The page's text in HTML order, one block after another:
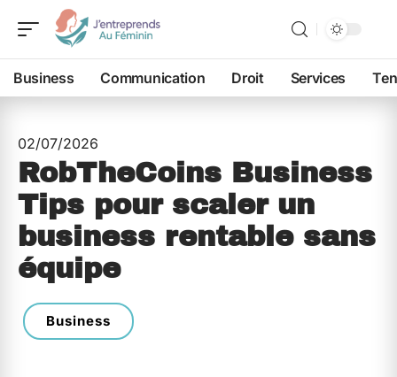
Business Communication Droit Services
02/07/2026
RobTheCoins Business
Tips pour scaler un
business rentable sans
équipe
Business